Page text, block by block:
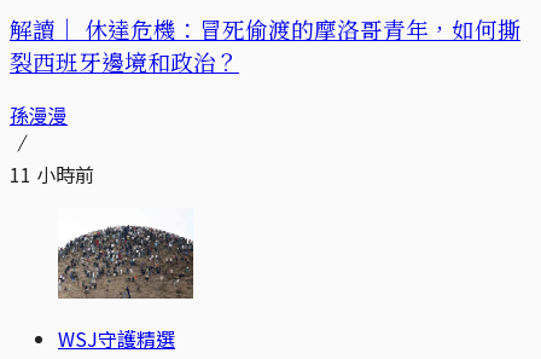
解讀｜ 休達危機：冒死偷渡的摩洛哥青年，如何撕
裂西班牙邊境和政治？
孫漫漫
11 小時前
WSJ守護精選